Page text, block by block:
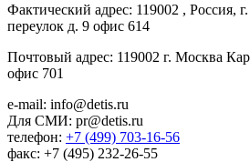
Фактический адрес: 119002 , Россия,
переулок д. 9 офис 614
Почтовый адрес: 119002 г. Москва
офис 701
e-mail: info@detis.ru
Для СМИ: pr@detis.ru
телефон: +7 (499) 703-16-56
факс: +7 (495) 232-26-55